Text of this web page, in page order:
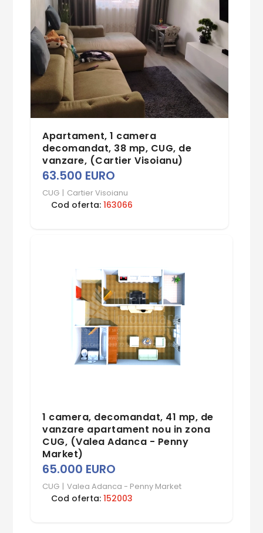
Apartament, 1 camera
decomandat, 38 mp, CUG, de
vanzare, (Cartier Visoianu)
63.500 EURO
CUG | Cartier Visoianu
Cod oferta:163066
1 camera, decomandat, 41 mp, de
vanzare apartament nou in zona
CUG, (Valea Adanca - Penny
Market)
65.000 EURO
CUG | Valea Adanca - Penny Market
Cod oferta:152003